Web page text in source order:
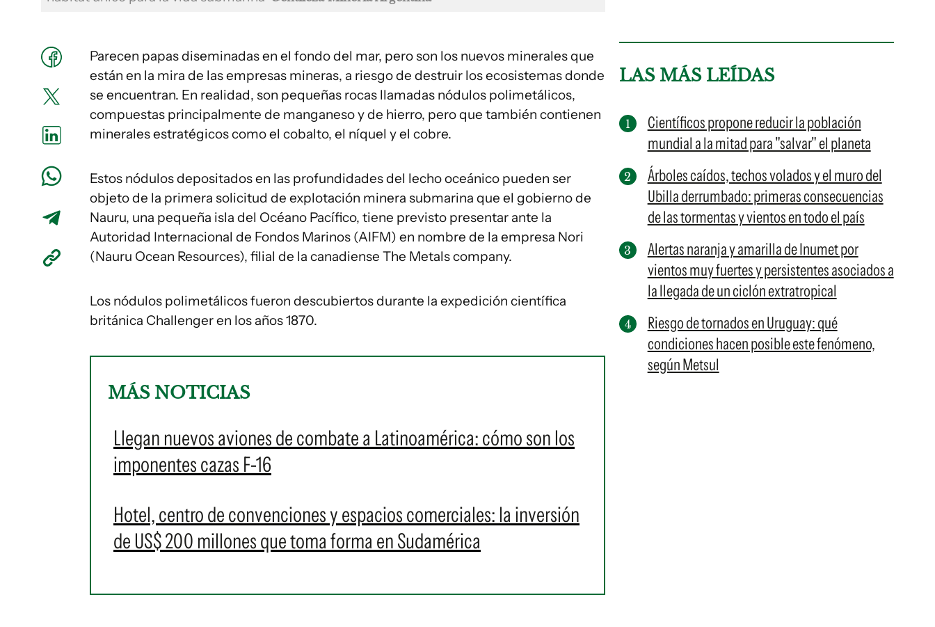
Parecen papas diseminadas en el fondo del mar, pero son los nuevos minerales que
están en la mira de las empresas mineras, a riesgo de destruir los ecosistemas donde
se encuentran. En realidad, son pequeñas rocas llamadas nódulos polimetálicos,
compuestas principalmente de manganeso y de hierro, pero que también contienen
minerales estratégicos como el cobalto, el níquel y el cobre.
Estos nódulos depositados en las profundidades del lecho oceánico pueden ser
objeto de la primera solicitud de explotación minera submarina que el gobierno de
Nauru, una pequeña isla del Océano Pacífico, tiene previsto presentar ante la
Autoridad Internacional de Fondos Marinos (AIFM) en nombre de la empresa Nori
(Nauru Ocean Resources), filial de la canadiense The Metals company.
Los nódulos polimetálicos fueron descubiertos durante la expedición científica
británica Challenger en los años 1870.
MÁS NOTICIAS
Llegan nuevos aviones de combate a Latinoamérica: cómo son los
imponentes cazas F-16
Hotel, centro de convenciones y espacios comerciales: la inversión
de US$ 200 millones que toma forma en Sudamérica
LAS MÁS LEÍDAS
Científicos propone reducir la población
mundial a la mitad para "salvar" el planeta
Árboles caídos, techos volados y el muro del
Ubilla derrumbado: primeras consecuencias
de las tormentas y vientos en todo el país
Alertas naranja y amarilla de Inumet por
vientos muy fuertes y persistentes asociados a
la llegada de un ciclón extratropical
Riesgo de tornados en Uruguay: qué
condiciones hacen posible este fenómeno,
según Metsul